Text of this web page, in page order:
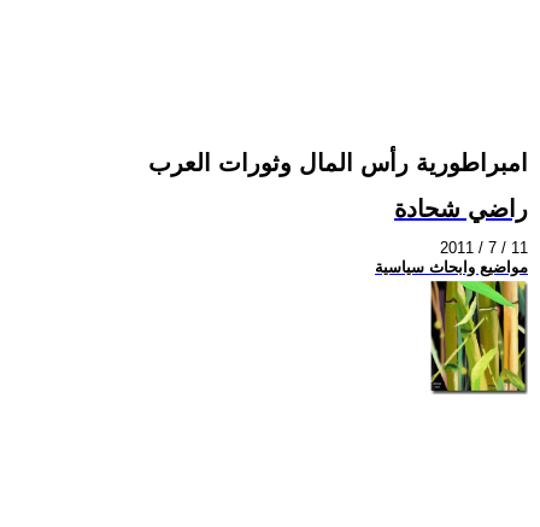
امبراطورية رأس المال وثورات العرب
راضي شحادة
2011 / 7 / 11
مواضيع وابحاث سياسية